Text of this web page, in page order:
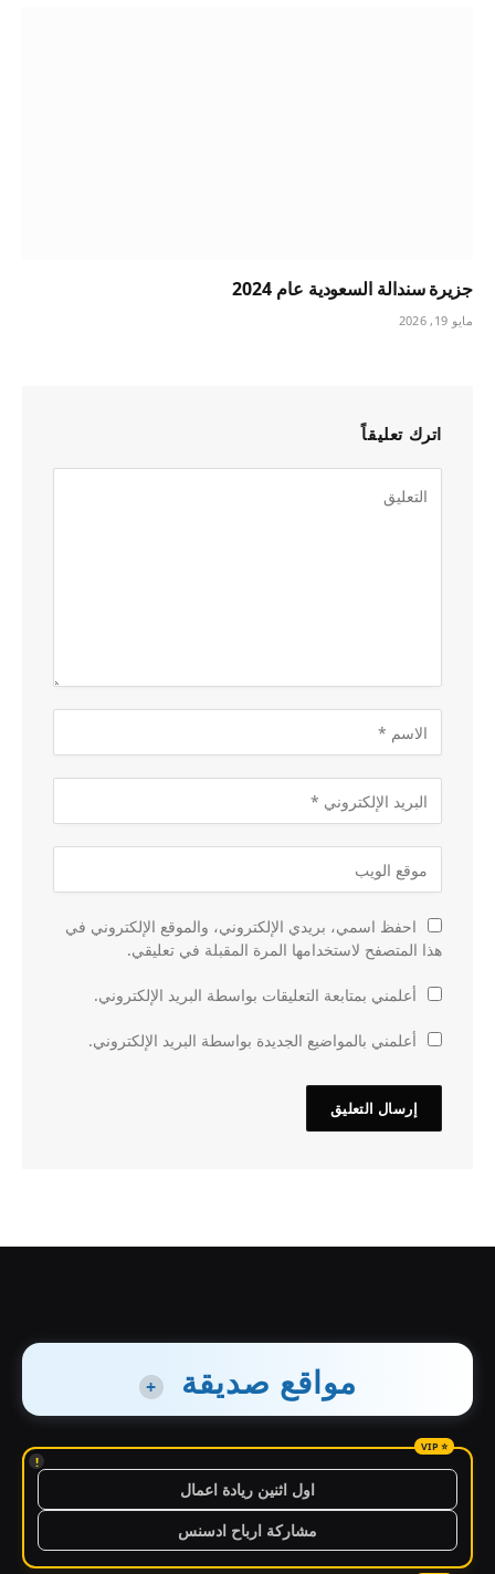
جزيرة سندالة السعودية عام 2024
مايو 19, 2026
اترك تعليقاً
احفظ اسمي، بريدي الإلكتروني، والموقع الإلكتروني في
هذا المتصفح لاستخدامها المرة المقبلة في تعليقي.
أعلمني بمتابعة التعليقات بواسطة البريد الإلكتروني.
أعلمني بالمواضيع الجديدة بواسطة البريد الإلكتروني.
مواقع صديقة +
!
اول اثنين ريادة اعمال
مشاركة ارباح ادسنس